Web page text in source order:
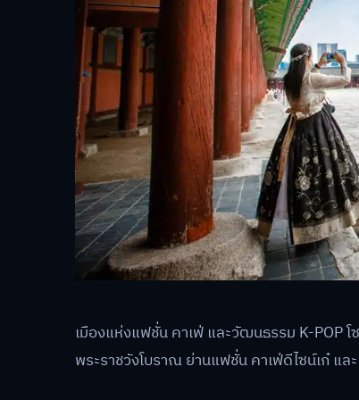
เมืองแห่งแฟชั่น คาเฟ่ และวัฒนธรรม K-POP
พระราชวังโบราณ ย่านแฟชั่น คาเฟ่ดีไซน์เก๋ แ